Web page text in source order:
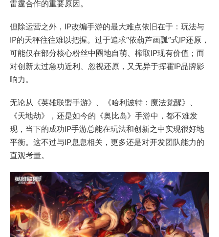
雷霆合作的重要原因。
但除运营之外，IP改编手游的最大难点依旧在于：玩法与
IP的天秤往往难以把握。过于追求“依葫芦画瓢”式IP还原，
可能仅在部分核心粉丝中圈地自萌、榨取IP现有价值；而
对创新太过急功近利、忽视还原，又无异于挥霍IP品牌影
响力。
无论从《英雄联盟手游》、《哈利波特：魔法觉醒》、
《天地劫》，还是如今的《奥比岛》手游中，都不难发
现，当下的成功IP手游总能在玩法和创新之中实现很好地
平衡。这不过与IP息息相关，更多还是对开发团队能力的
直观考量。